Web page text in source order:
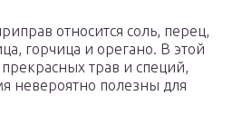
относится соль, перец,
горчица и орегано. В этой
трав и специй,
невероятно полезны для